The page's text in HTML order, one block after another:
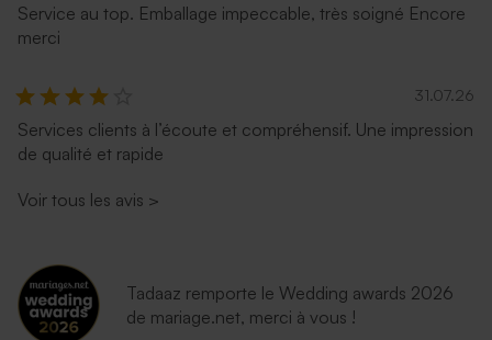
Service au top. Emballage impeccable, très soigné Encore
merci
31.07.26
Services clients à l’écoute et compréhensif. Une impression
de qualité et rapide
Voir tous les avis >
Tadaaz remporte le Wedding awards 2026
de mariage.net, merci à vous !